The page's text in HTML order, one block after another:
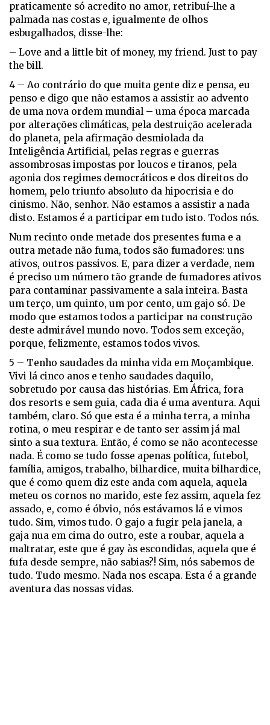
praticamente só acredito no amor, retribuí-lhe a
palmada nas costas e, igualmente de olhos
esbugalhados, disse-lhe:
– Love and a little bit of money, my friend. Just to pay
the bill.
4 – Ao contrário do que muita gente diz e pensa, eu
penso e digo que não estamos a assistir ao advento
de uma nova ordem mundial – uma época marcada
por alterações climáticas, pela destruição acelerada
do planeta, pela afirmação desmiolada da
Inteligência Artificial, pelas regras e guerras
assombrosas impostas por loucos e tiranos, pela
agonia dos regimes democráticos e dos direitos do
homem, pelo triunfo absoluto da hipocrisia e do
cinismo. Não, senhor. Não estamos a assistir a nada
disto. Estamos é a participar em tudo isto. Todos nós.
Num recinto onde metade dos presentes fuma e a
outra metade não fuma, todos são fumadores: uns
ativos, outros passivos. E, para dizer a verdade, nem
é preciso um número tão grande de fumadores ativos
para contaminar passivamente a sala inteira. Basta
um terço, um quinto, um por cento, um gajo só. De
modo que estamos todos a participar na construção
deste admirável mundo novo. Todos sem exceção,
porque, felizmente, estamos todos vivos.
5 – Tenho saudades da minha vida em Moçambique.
Vivi lá cinco anos e tenho saudades daquilo,
sobretudo por causa das histórias. Em África, fora
dos resorts e sem guia, cada dia é uma aventura. Aqui
também, claro. Só que esta é a minha terra, a minha
rotina, o meu respirar e de tanto ser assim já mal
sinto a sua textura. Então, é como se não acontecesse
nada. É como se tudo fosse apenas política, futebol,
família, amigos, trabalho, bilhardice, muita bilhardice,
que é como quem diz este anda com aquela, aquela
meteu os cornos no marido, este fez assim, aquela fez
assado, e, como é óbvio, nós estávamos lá e vimos
tudo. Sim, vimos tudo. O gajo a fugir pela janela, a
gaja nua em cima do outro, este a roubar, aquela a
maltratar, este que é gay às escondidas, aquela que é
fufa desde sempre, não sabias?! Sim, nós sabemos de
tudo. Tudo mesmo. Nada nos escapa. Esta é a grande
aventura das nossas vidas.